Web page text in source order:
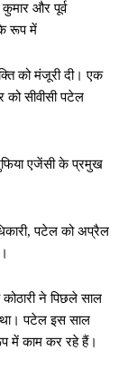
और पूर्व
के रूप में
को मंजूरी दी। एक
को सीवीसी पटेल
एजेंसी के प्रमुख
पटेल को अप्रैल
ने पिछले साल
था। पटेल इस साल
में काम कर रहे हैं।